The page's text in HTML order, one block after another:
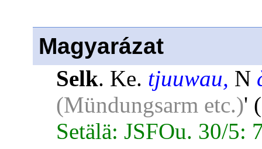
Magyarázat
Selk. Ke. tjuuwau, N
(Mündungsarm etc.)' (
Setälä: JSFOu. 30/5: